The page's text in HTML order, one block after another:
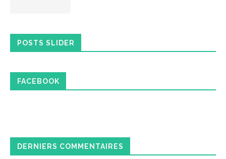
POSTS SLIDER
FACEBOOK
DERNIERS COMMENTAIRES